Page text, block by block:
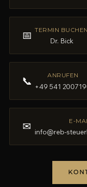
📅 TERMIN BUCHEN
Dr. Bick
📞 ANRUFEN
+49 541
✉ E-
info@reb-